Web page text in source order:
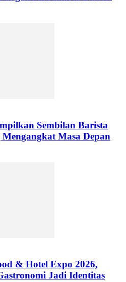
Sembilan Barista
Masa Depan
& Hotel Expo 2026,
Jadi Identitas